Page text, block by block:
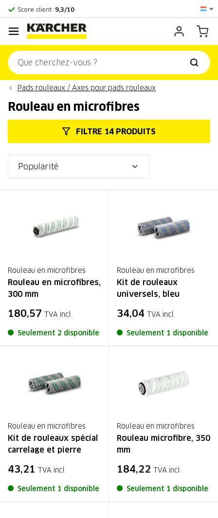
Score client: 9,3/10
Pads rouleaux / Axes pour pads rouleaux
Rouleau en microfibres
FILTRE 14 PRODUITS
Rouleau en microfibres
Rouleau en microfibres,
300 mm
180,57 TVA incl.
Seulement 2 disponible
Rouleau en microfibres
Kit de rouleaux
universels, bleu
34,04 TVA incl.
Seulement 1 disponible
Rouleau en microfibres
Kit de rouleaux spécial
carrelage et pierre
43,21 TVA incl.
Seulement 1 disponible
Rouleau en microfibres
Rouleau microfibre, 350
mm
184,22 TVA incl.
Seulement 1 disponible